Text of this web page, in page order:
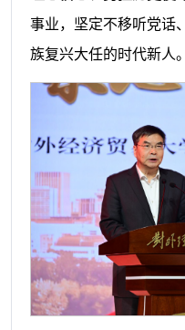
事业，坚定不移听党话
族复兴大任的时代新人。